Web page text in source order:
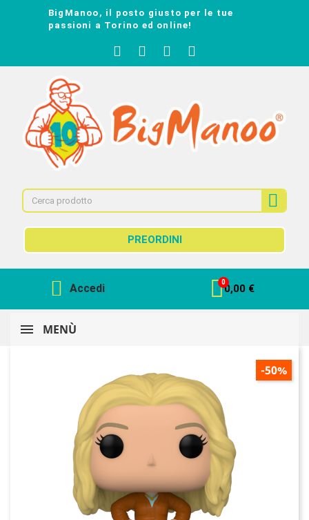
BigManoo, il posto giusto per le tue
passioni a Torino ed online!
PREORDINI
Accedi 0,00 €
MENÙ
-50%